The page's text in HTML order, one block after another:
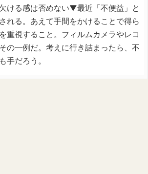
ける感は否めない▼最近「不便益」と
れる。あえて手間をかけることで得ら
重視すること。フィルムカメラやレコ
の一例だ。考えに行き詰まったら、不
手だろう。